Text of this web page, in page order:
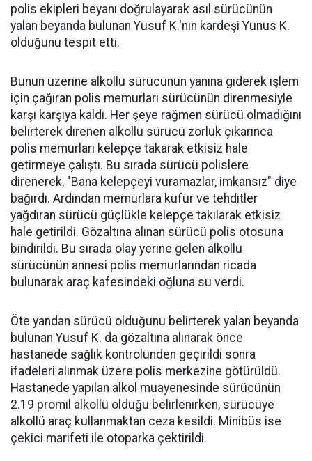
polis ekipleri beyanı doğrulayarak asıl sürücünün
yalan beyanda bulunan Yusuf K.'nın kardeşi Yunus K.
olduğunu tespit etti.
Bunun üzerine alkollü sürücünün yanına giderek işlem
için çağıran polis memurları sürücünün direnmesiyle
karşı karşıya kaldı. Her şeye rağmen sürücü olmadığını
belirterek direnen alkollü sürücü zorluk çıkarınca
polis memurları kelepçe takarak etkisiz hale
getirmeye çalıştı. Bu sırada sürücü polislere
direnerek, "Bana kelepçeyi vuramazlar, imkansız" diye
bağırdı. Ardından memurlara küfür ve tehditler
yağdıran sürücü güçlükle kelepçe takılarak etkisiz
hale getirildi. Gözaltına alınan sürücü polis otosuna
bindirildi. Bu sırada olay yerine gelen alkollü
sürücünün annesi polis memurlarından ricada
bulunarak araç kafesindeki oğluna su verdi.
Öte yandan sürücü olduğunu belirterek yalan beyanda
bulunan Yusuf K. da gözaltına alınarak önce
hastanede sağlık kontrolünden geçirildi sonra
ifadeleri alınmak üzere polis merkezine götürüldü.
Hastanede yapılan alkol muayenesinde sürücünün
2.19 promil alkollü olduğu belirlenirken, sürücüye
alkollü araç kullanmaktan ceza kesildi. Minibüs ise
çekici marifeti ile otoparka çektirildi.